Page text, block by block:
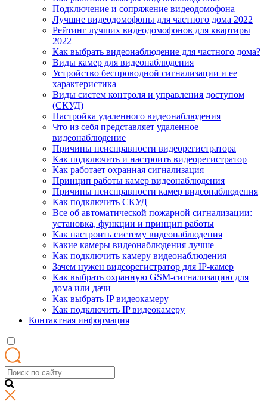
Подключение и сопряжение видеодомофона
Лучшие видеодомофоны для частного дома 2022
Рейтинг лучших видеодомофонов для квартиры
2022
Как выбрать видеонаблюдение для частного дома?
Виды камер для видеонаблюдения
Устройство беспроводной сигнализации и ее
характеристика
Виды систем контроля и управления доступом
(СКУД)
Настройка удаленного видеонаблюдения
Что из себя представляет удаленное
видеонаблюдение
Причины неисправности видеорегистратора
Как подключить и настроить видеорегистратор
Как работает охранная сигнализация
Принцип работы камер видеонаблюдения
Причины неисправности камер видеонаблюдения
Как подключить СКУД
Все об автоматической пожарной сигнализации:
установка, функции и принцип работы
Как настроить систему видеонаблюдения
Какие камеры видеонаблюдения лучше
Как подключить камеру видеонаблюдения
Зачем нужен видеорегистратор для IP-камер
Как выбрать охранную GSM-сигнализацию для
дома или дачи
Как выбрать IP видеокамеру
Как подключить IP видеокамеру
Контактная информация